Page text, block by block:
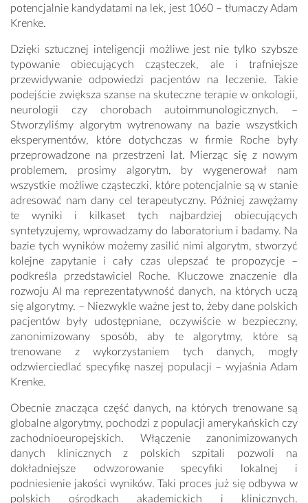
potencjalnie kandydatami na lek, jest 1060 – tłumaczy Adam
Krenke.
Dzięki sztucznej inteligencji możliwe jest nie tylko szybsze
typowanie obiecujących cząsteczek, ale i trafniejsze
przewidywanie odpowiedzi pacjentów na leczenie. Takie
podejście zwiększa szanse na skuteczne terapie w onkologii,
neurologii czy chorobach autoimmunologicznych. –
Stworzyliśmy algorytm wytrenowany na bazie wszystkich
eksperymentów, które dotychczas w firmie Roche były
przeprowadzone na przestrzeni lat. Mierząc się z nowym
problemem, prosimy algorytm, by wygenerował nam
wszystkie możliwe cząsteczki, które potencjalnie są w stanie
adresować nam dany cel terapeutyczny. Później zawężamy
te wyniki i kilkaset tych najbardziej obiecujących
syntetyzujemy, wprowadzamy do laboratorium i badamy. Na
bazie tych wyników możemy zasilić nimi algorytm, stworzyć
kolejne zapytanie i cały czas ulepszać te propozycje –
podkreśla przedstawiciel Roche. Kluczowe znaczenie dla
rozwoju AI ma reprezentatywność danych, na których uczą
się algorytmy. – Niezwykle ważne jest to, żeby dane polskich
pacjentów były udostępniane, oczywiście w bezpieczny,
zanonimizowany sposób, aby te algorytmy, które są
trenowane z wykorzystaniem tych danych, mogły
odzwierciedlać specyfikę naszej populacji – wyjaśnia Adam
Krenke.
Obecnie znacząca część danych, na których trenowane są
globalne algorytmy, pochodzi z populacji amerykańskich czy
zachodnioeuropejskich. Włączenie zanonimizowanych
danych klinicznych z polskich szpitali pozwoli na
dokładniejsze odwzorowanie specyfiki lokalnej i
podniesienie jakości wyników. Taki proces już się odbywa w
polskich ośrodkach akademickich i klinicznych.